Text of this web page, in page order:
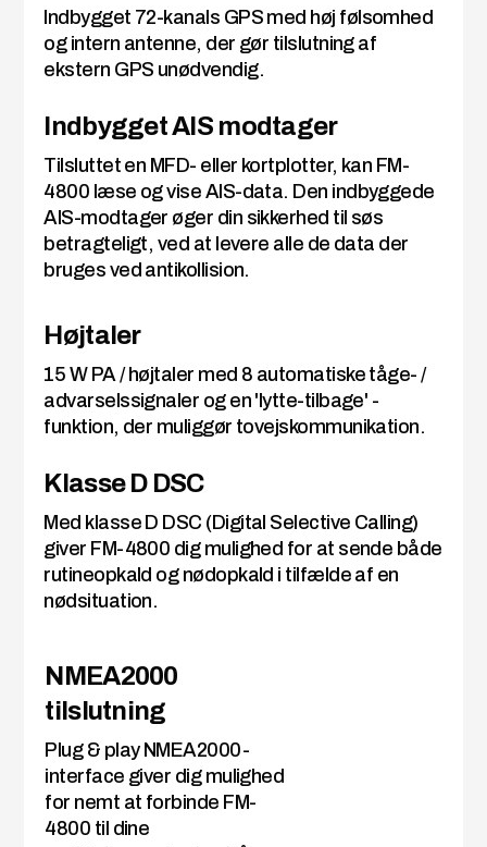
Indbygget 72-kanals GPS med høj følsomhed
og intern antenne, der gør tilslutning af
ekstern GPS unødvendig.
Indbygget AIS modtager
Tilsluttet en MFD- eller kortplotter, kan FM-
4800 læse og vise AIS-data. Den indbyggede
AIS-modtager øger din sikkerhed til søs
betragteligt, ved at levere alle de data der
bruges ved antikollision.
Højtaler
15 W PA / højtaler med 8 automatiske tåge- /
advarselssignaler og en 'lytte-tilbage' -
funktion, der muliggør tovejskommunikation.
Klasse D DSC
Med klasse D DSC (Digital Selective Calling)
giver FM-4800 dig mulighed for at sende både
rutineopkald og nødopkald i tilfælde af en
nødsituation.
NMEA2000
tilslutning
Plug & play NMEA2000-
interface giver dig mulighed
for nemt at forbinde FM-
4800 til dine